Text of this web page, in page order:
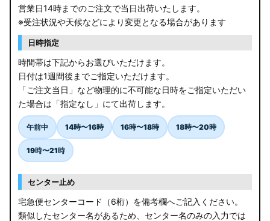
営業日14時までのご注文で当日出荷いたします。
※受注状況や天候などにより変更となる場合があります
日時指定
時間帯は下記からお選びいただけます。
日付は1週間後までご指定いただけます。
「ご注文当日」など物理的に不可能な日時をご指定いただい
た場合は「指定なし」にて出荷します。
午前中 14時〜16時 16時〜18時 18時〜20時
19時〜21時
センター止め
宅急便センターコード（6桁）を備考欄へご記入ください。
類似したセンター名があるため、センター名のみの入力では